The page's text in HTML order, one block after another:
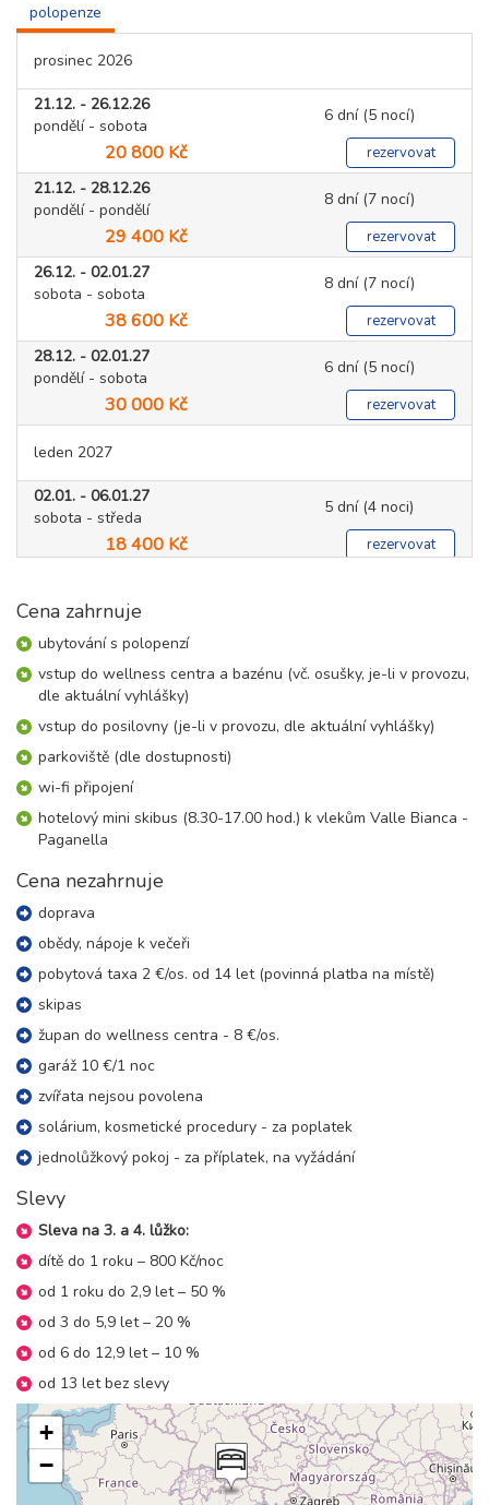
polopenze
prosinec 2026
21.12. - 26.12.26
pondělí - sobota
6 dní (5 nocí)
20 800 Kč rezervovat
21.12. - 28.12.26
pondělí - pondělí
8 dní (7 nocí)
29 400 Kč rezervovat
26.12. - 02.01.27
sobota - sobota
8 dní (7 nocí)
38 600 Kč rezervovat
28.12. - 02.01.27
pondělí - sobota
6 dní (5 nocí)
30 000 Kč rezervovat
leden 2027
02.01. - 06.01.27
sobota - středa
5 dní (4 noci)
18 400 Kč rezervovat
středa - neděle
14 800 Kč
10.01. - 17.01.27
neděle - neděle
8 dní (7 nocí)
17.01. - 24.01.27
neděle - neděle
23 700 Kč
24.01. - 31.01.27
neděle - neděle
23 700 Kč
31.01. - 07.02.27
neděle - neděle
25 900 Kč rezervovat
únor 2027
07.02. - 14.02.27
neděle - neděle
28 000 Kč
14.02. - 21.02.27
neděle - neděle
8 dní (7 nocí)
21.02. - 28.02.27
25 900 Kč
neděle - neděle
24 800 Kč
březen 2027
07.03. - 14.03.27
neděle - neděle
8 dní (7 nocí)
23 700 Kč rezervovat
Cena zahrnuje
ubytování s polopenzí
vstup do wellness centra a bazénu (vč. osušky, je-li v provozu,
dle aktuální vyhlášky)
vstup do posilovny (je-li v provozu, dle aktuální vyhlášky)
parkoviště (dle dostupnosti)
wi-fi připojení
hotelový mini skibus (8.30-17.00 hod.) k vlekům Valle Bianca -
Paganella
Cena nezahrnuje
doprava
obědy, nápoje k večeři
pobytová taxa 2 €/os. od 14 let (povinná platba na místě)
skipas
župan do wellness centra - 8 €/os.
garáž 10 €/1 noc
zvířata nejsou povolena
solárium, kosmetické procedury - za poplatek
jednolůžkový pokoj - za příplatek, na vyžádání
Slevy
Sleva na 3. a 4. lůžko:
dítě do 1 roku – 800 Kč/noc
od 1 roku do 2,9 let – 50 %
od 3 do 5,9 let – 20 %
od 6 do 12,9 let – 10 %
od 13 let bez slevy
+
−